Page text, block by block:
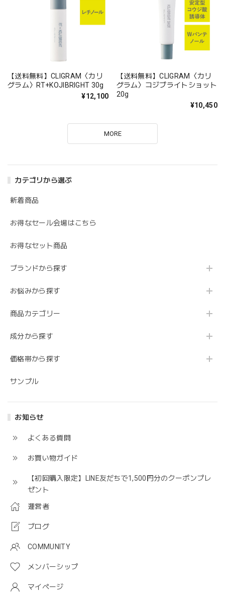
カテゴリから選ぶ
新着商品
お得なセール会場はこちら
お得なセット商品
ブランドから探す
お悩みから探す
商品カテゴリー
成分から探す
価格帯から探す
サンプル
お知らせ
よくある質問
お買い物ガイド
【初回購入限定】LINE友だちで1,500円分のクーポンプレ
ゼント
運営者
ブログ
COMMUNITY
メンバーシップ
マイページ
【送料無料】CLIGRAM〈カリ
グラム〉RT+KOJIBRIGHT 30g
¥12,100
【送料無料】CLIGRAM〈カリ
グラム〉コジブライトショット
20g
¥10,450
MORE